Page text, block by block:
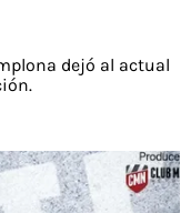
dejó al actual